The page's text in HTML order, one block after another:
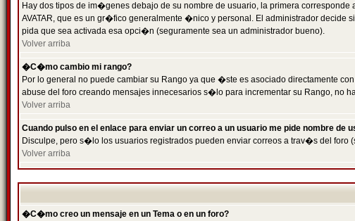
Hay dos tipos de im�genes debajo de su nombre de usuario, la primera
AVATAR, que es un gr�fico generalmente �nico y personal. El administrador decide
pida que sea activada esa opci�n (seguramente sea un administrador bueno).
Volver arriba
�C�mo cambio mi rango?
Por lo general no puede cambiar su Rango ya que �ste es asociado directamente
abuse del foro creando mensajes innecesarios s�lo para incrementar su Rango, no
Volver arriba
Cuando pulso en el enlace para enviar un correo a un usuario me pide nombre de
Disculpe, pero s�lo los usuarios registrados pueden enviar correos a trav�s del
Volver arriba
�C�mo creo un mensaje en un Tema o en un foro?